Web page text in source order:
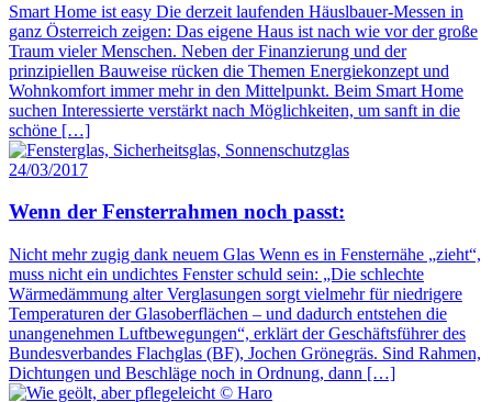
Smart Home ist easy Die derzeit laufenden Häuslbauer-Messen in
ganz Österreich zeigen: Das eigene Haus ist nach wie vor der große
Traum vieler Menschen. Neben der Finanzierung und der
prinzipiellen Bauweise rücken die Themen Energiekonzept und
Wohnkomfort immer mehr in den Mittelpunkt. Beim Smart Home
suchen Interessierte verstärkt nach Möglichkeiten, um sanft in die
schöne […]
24/03/2017
Wenn der Fensterrahmen noch passt:
Nicht mehr zugig dank neuem Glas Wenn es in Fensternähe „zieht“,
muss nicht ein undichtes Fenster schuld sein: „Die schlechte
Wärmedämmung alter Verglasungen sorgt vielmehr für niedrigere
Temperaturen der Glasoberflächen – und dadurch entstehen die
unangenehmen Luftbewegungen“, erklärt der Geschäftsführer des
Bundesverbandes Flachglas (BF), Jochen Grönegräs. Sind Rahmen,
Dichtungen und Beschläge noch in Ordnung, dann […]